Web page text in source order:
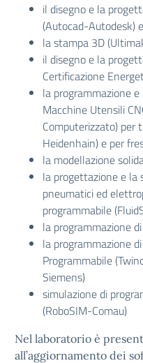
il disegno e la
(Autocad-Autodesk)
la stampa 3D
il disegno e la
Certificazione
la programmazione
Macchine Utensili
Computerizzato) per
Heidenhain) e per
la modellazione
la progettazione e la
pneumatici ed
programmabile
la programmazione
la programmazione
Programmabile
Siemens)
simulazione di
(RoboSIM-Comau)
Nel laboratorio è
all’aggiornamento dei